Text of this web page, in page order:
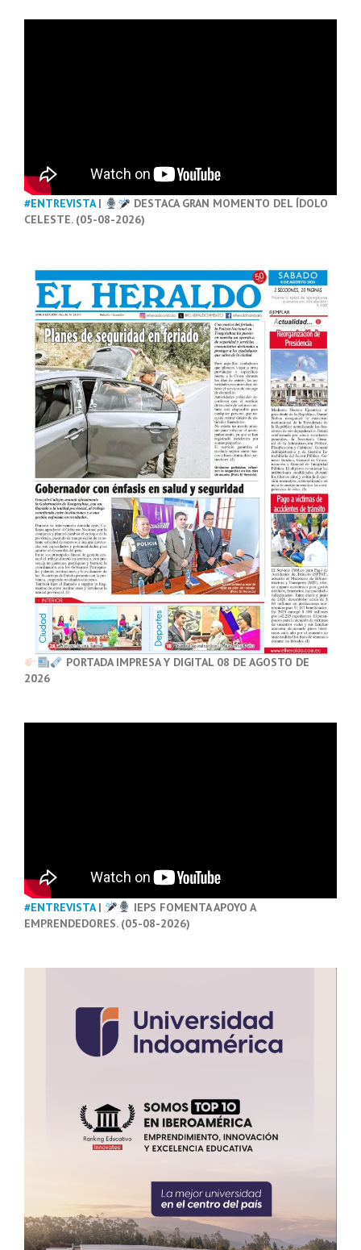
#ENTREVISTA|
DESTACA GRAN MOMENTO DEL ÍDOLO
CELESTE. (05-08-2026)
PORTADA IMPRESA Y DIGITAL 08 DE AGOSTO DE
2026
#ENTREVISTA|
IEPS FOMENTA APOYO A
EMPRENDEDORES. (05-08-2026)